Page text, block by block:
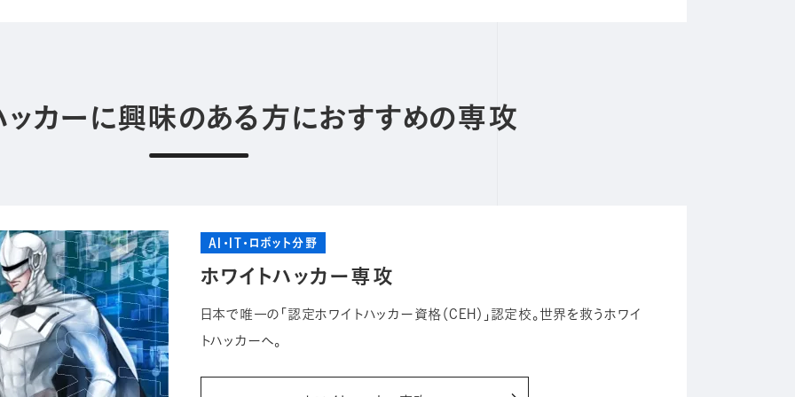
ッカーに興味のある方におすすめの専攻
AI・IT・ロボット分野
ホワイトハッカー専攻
日本で唯一の「認定ホワイトハッカー資格（CEH）」認定校。世界を救うホワイ
トハッカーへ。